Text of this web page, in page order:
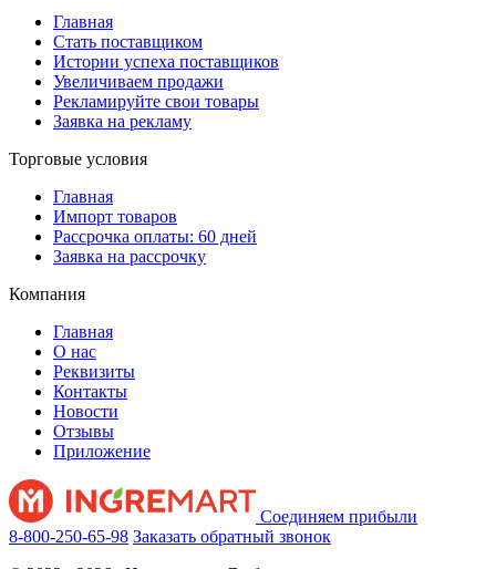
Главная
Стать поставщиком
Истории успеха поставщиков
Увеличиваем продажи
Рекламируйте свои товары
Заявка на рекламу
Торговые условия
Главная
Импорт товаров
Рассрочка оплаты: 60 дней
Заявка на рассрочку
Компания
Главная
О нас
Реквизиты
Контакты
Новости
Отзывы
Приложение
Соединяем прибыли
8-800-250-65-98 Заказать обратный звонок